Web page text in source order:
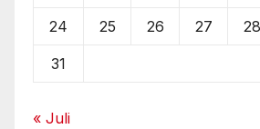
24 25 26 27 28
31
« Juli